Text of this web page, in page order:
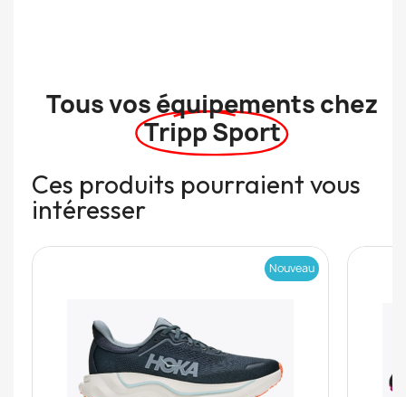
Tous vos équipements chez
Tripp Sport
Ces produits pourraient vous
intéresser
Nouveau